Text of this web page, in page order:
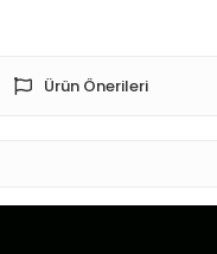
Ürün Önerileri